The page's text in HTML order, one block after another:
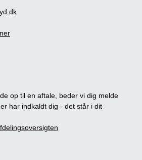
op til en aftale, beder vi dig melde
har indkaldt dig - det står i dit